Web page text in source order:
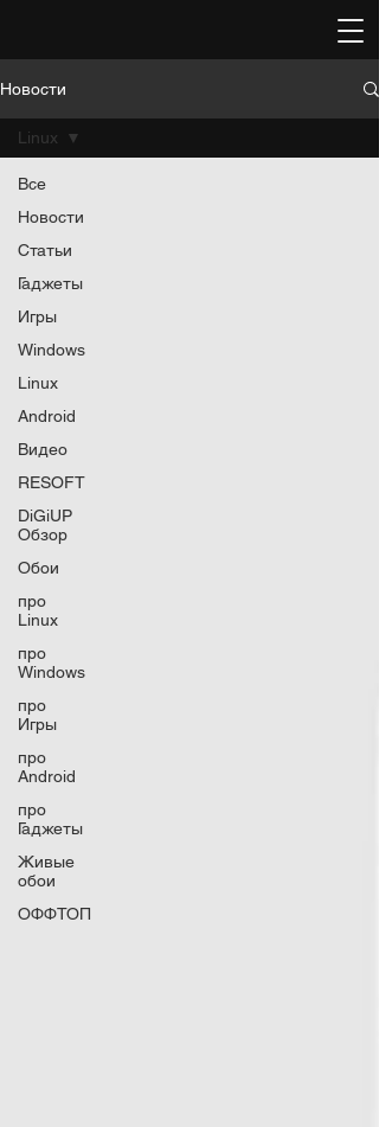
Новости
Все
Новости
Статьи
Гаджеты
Игры
Windows
Linux
Android
Видео
RESOFT
DiGiUP
Обзор
Обои
про
Linux
про
Windows
про
Игры
про
Android
про
Гаджеты
Живые
обои
ОФФТОП
Linux